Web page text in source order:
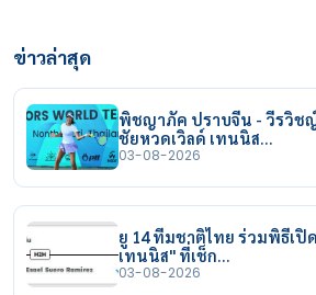
ข่าวล่าสุด
พิชญาภัค ปราบจีน - วีรวิช
ชัยหวดเวิลด์ เทนนิส…
03-08-2026
ยู 14 ทีมชาติไทย ร่วมพิธีเปิ
เทนนิส" ที่เช็ก…
03-08-2026